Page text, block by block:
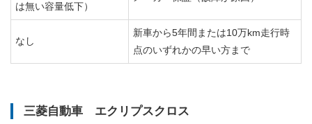
は無い容量低下）
なし
新車から5年間または10万km走行時
点のいずれかの早い方まで
三菱自動車 エクリプスクロス